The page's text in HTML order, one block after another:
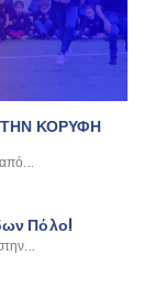
ΚΟΡΥΦΗ
Πόλο!